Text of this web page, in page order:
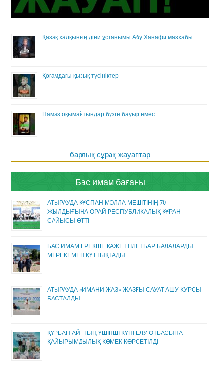
Қазақ халқының діни ұстанымы Абу Ханафи мазхабы
Қоғамдағы қызық түсініктер
Намаз оқымайтындар бузге бауыр емес
барлық сұрақ-жауаптар
Бас имам бағаны
АТЫРАУДА ҚҰСПАН МОЛЛА МЕШІТІНІҢ 70
ЖЫЛДЫҒЫНА ОРАЙ РЕСПУБЛИКАЛЫҚ ҚҰРАН
САЙЫСЫ ӨТТІ
БАС ИМАМ ЕРЕКШЕ ҚАЖЕТТІЛІГІ БАР БАЛАЛАРДЫ
МЕРЕКЕМЕН ҚҰТТЫҚТАДЫ
АТЫРАУДА «ИМАНИ ЖАЗ» ЖАЗҒЫ САУАТ АШУ КУРСЫ
БАСТАЛДЫ
ҚҰРБАН АЙТТЫҢ ҮШІНШІ КҮНІ ЕЛУ ОТБАСЫНА
ҚАЙЫРЫМДЫЛЫҚ КӨМЕК КӨРСЕТІЛДІ